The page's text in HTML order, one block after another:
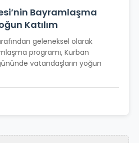
Bayramlaşma
Katılım
geleneksel olarak
programı, Kurban
vatandaşların yoğun